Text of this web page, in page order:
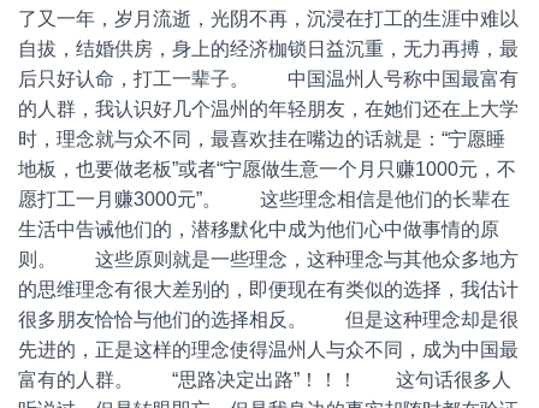
了又一年，岁月流逝，光阴不再，沉浸在打工的生涯中难以
自拔，结婚供房，身上的经济枷锁日益沉重，无力再搏，最
后只好认命，打工一辈子。 中国温州人号称中国最富有
的人群，我认识好几个温州的年轻朋友，在她们还在上大学
时，理念就与众不同，最喜欢挂在嘴边的话就是：“宁愿睡
地板，也要做老板”或者“宁愿做生意一个月只赚1000元，不
愿打工一月赚3000元”。 这些理念相信是他们的长辈在
生活中告诫他们的，潜移默化中成为他们心中做事情的原
则。 这些原则就是一些理念，这种理念与其他众多地方
的思维理念有很大差别的，即便现在有类似的选择，我估计
很多朋友恰恰与他们的选择相反。 但是这种理念却是很
先进的，正是这样的理念使得温州人与众不同，成为中国最
富有的人群。 “思路决定出路”！！！ 这句话很多人